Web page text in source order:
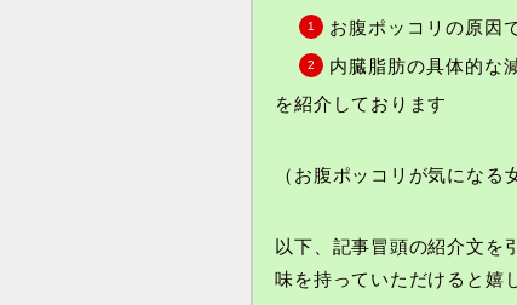
お腹ポッコリの原因
内臓脂肪の具体的な
を紹介しております
（お腹ポッコリが気になる
以下、記事冒頭の紹介文を
味を持っていただけると嬉